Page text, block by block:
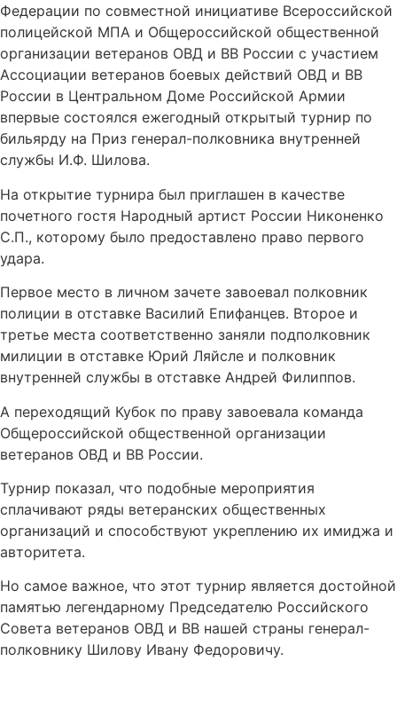
Федерации по совместной инициативе Всероссийской
полицейской МПА и Общероссийской общественной
организации ветеранов ОВД и ВВ России с участием
Ассоциации ветеранов боевых действий ОВД и ВВ
России в Центральном Доме Российской Армии
впервые состоялся ежегодный открытый турнир по
бильярду на Приз генерал-полковника внутренней
службы И.Ф. Шилова.
На открытие турнира был приглашен в качестве
почетного гостя Народный артист России Никоненко
С.П., которому было предоставлено право первого
удара.
Первое место в личном зачете завоевал полковник
полиции в отставке Василий Епифанцев. Второе и
третье места соответственно заняли подполковник
милиции в отставке Юрий Ляйсле и полковник
внутренней службы в отставке Андрей Филиппов.
А переходящий Кубок по праву завоевала команда
Общероссийской общественной организации
ветеранов ОВД и ВВ России.
Турнир показал, что подобные мероприятия
сплачивают ряды ветеранских общественных
организаций и способствуют укреплению их имиджа и
авторитета.
Но самое важное, что этот турнир является достойной
памятью легендарному Председателю Российского
Совета ветеранов ОВД и ВВ нашей страны генерал-
полковнику Шилову Ивану Федоровичу.